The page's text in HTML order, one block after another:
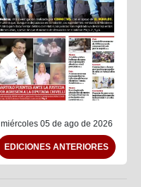
miércoles 05 de ago de 2026
EDICIONES ANTERIORES